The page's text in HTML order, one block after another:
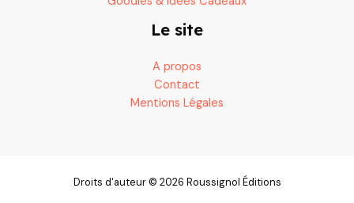
Le site
A propos
Contact
Mentions Légales
Droits d'auteur © 2026 Roussignol Éditions